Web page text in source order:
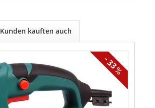
Kunden kauften auch
- 33